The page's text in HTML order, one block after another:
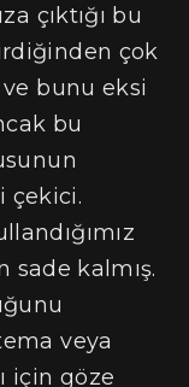
çıktığı bu
çok
bunu eksi
bu
çekici.
sade kalmış.
veya
için göze